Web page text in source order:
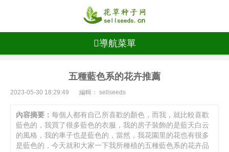
導航菜單
五種藍色系的花卉推薦
2023-05-30 18:29:49 編輯： sellseeds
內容摘要： 每個人都有自己所喜歡的顏色，而我，就比較喜歡
藍色的，我買了很多藍色的衣服，我的房子裝飾的是藍天白云
的風格，我的車子也是藍色的，當然，我花園里的花也有很多
是藍色的，今天就和大家一下我所種植的五種藍色系的花卉品